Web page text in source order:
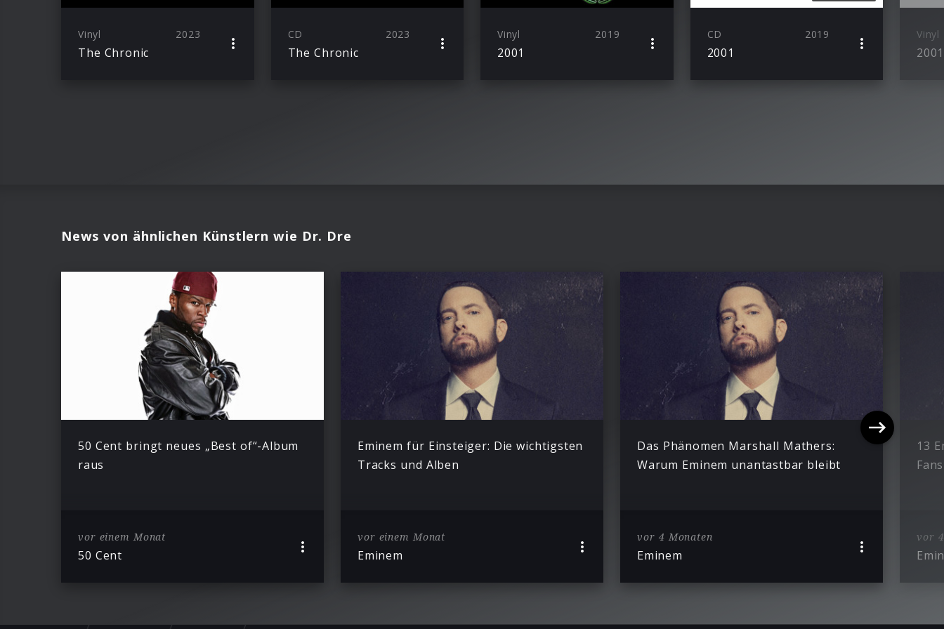
Vinyl 2023
The Chronic
CD 2023
The Chronic
Vinyl 2019
2001
CD 2019
2001
Vinyl
2001
News von ähnlichen Künstlern wie Dr. Dre
50 Cent bringt neues „Best of“-Album
raus
vor einem Monat
50 Cent
Eminem für Einsteiger: Die wichtigsten
Tracks und Alben
vor einem Monat
Eminem
Das Phänomen Marshall Mathers:
Warum Eminem unantastbar bleibt
vor 4 Monaten
Eminem
13
vor